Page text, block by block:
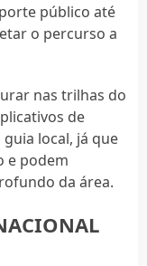
público até
o percurso a
nas trilhas do
de
local, já que
e podem
da área.